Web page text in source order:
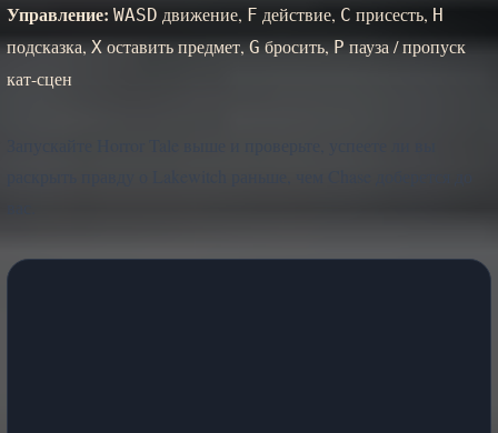
Управление: WASD движение, F действие, C присесть, H
подсказка, X оставить предмет, G бросить, P пауза / пропуск
кат-сцен